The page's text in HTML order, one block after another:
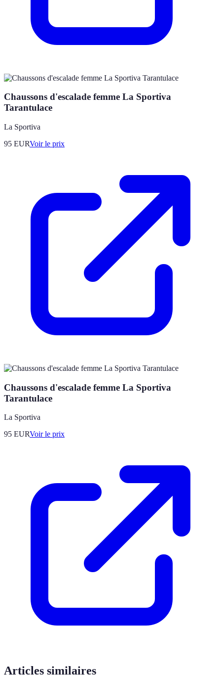
Chaussons d'escalade femme La Sportiva
Tarantulace
La Sportiva
95 EURVoir le prix
Chaussons d'escalade femme La Sportiva
Tarantulace
La Sportiva
95 EURVoir le prix
Articles similaires